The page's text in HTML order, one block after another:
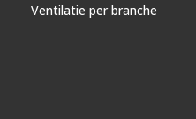
Ventilatie per branche